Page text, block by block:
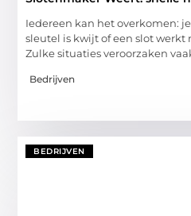
Iedereen kan het overkomen:
sleutel is kwijt of een slot werkt
Zulke situaties veroorzaken
Bedrijven
BEDRIJVEN